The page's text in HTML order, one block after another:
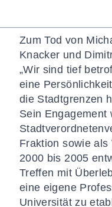
Zum Tod von
Knacker und
„Wir sind tief
eine
die Stadtgrenzen
Sein Engagement
Fraktion sowie
2000 bis 2005
Treffen mit
eine eigene
Universität zu